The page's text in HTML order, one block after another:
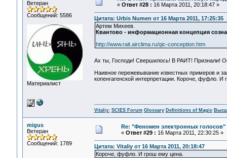
Ветеран
Сообщений: 5586
Материалист
« Ответ #28 : 16 Марта 2011, 20:18:47 »
Цитата: Urbis Numen от 16 Марта 2011, 17:25:35
Артем Михеев.
Квантово - информационная концепция
http://www.rait.airclima.ru/qic-conception.htm
Ах ты, Господи! Свершилось! В РАИТ! Признали!
Наивное пережевывание известных примеров и
копенгагенской интерпретации. Короче, фуфло. И
Vitaliy: SCIES Forum Glossary Definitions of Magic
migus
Ветеран
Сообщений: 1789
Re: "Феномен электронных голосов"
« Ответ #29 : 16 Марта 2011, 22:30:25 »
Цитата: Vitaliy от 16 Марта 2011, 20:18:47
Короче, фуфло. И грош ему цена.